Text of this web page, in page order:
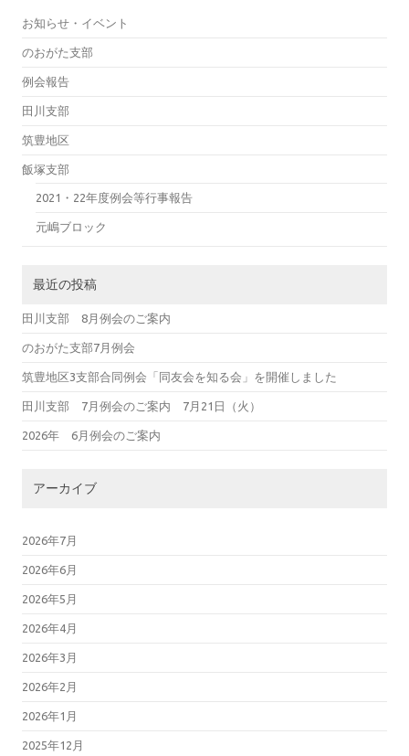
お知らせ・イベント
のおがた支部
例会報告
田川支部
筑豊地区
飯塚支部
2021・22年度例会等行事報告
元嶋ブロック
最近の投稿
田川支部 8月例会のご案内
のおがた支部7月例会
筑豊地区3支部合同例会「同友会を知る会」を開催しました
田川支部 7月例会のご案内 7月21日（火）
2026年 6月例会のご案内
アーカイブ
2026年7月
2026年6月
2026年5月
2026年4月
2026年3月
2026年2月
2026年1月
2025年12月